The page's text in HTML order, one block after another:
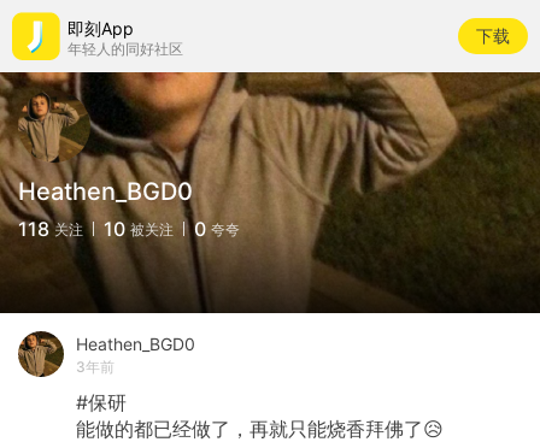
即刻App
年轻人的同好社区
下载
Heathen_BGD0
118 关注 10 被关注 0 夸夸
Heathen_BGD0
3年前
#保研
能做的都已经做了，再就只能烧香拜佛了😥